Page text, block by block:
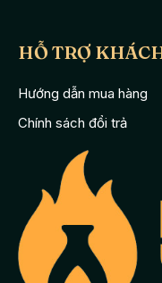
HỖ TRỢ
Hướng dẫn mua hàng
Chính sách đổi trả